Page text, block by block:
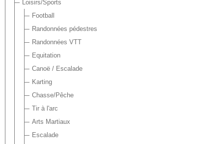
Loisirs/Sports
Football
Randonnées pédestres
Randonnées VTT
Equitation
Canoë / Escalade
Karting
Chasse/Pêche
Tir à l'arc
Arts Martiaux
Escalade